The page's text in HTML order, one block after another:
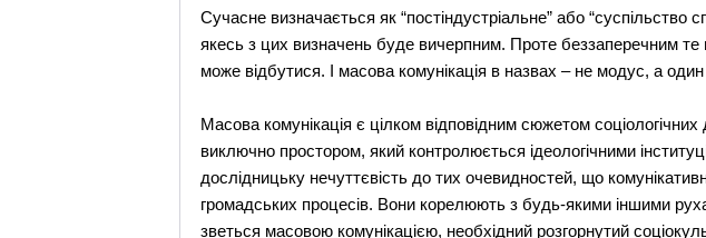
Сучасне визначається як “постіндустріальне” або
якесь з цих визначень буде вичерпним. Проте беззаперечним те
може відбутися. І масова комунікація в назвах – не модус, а
Масова комунікація є цілком відповідним сюжетом
виключно простором, який контролюється ідеологічними
дослідницьку нечуттєвість до тих очевидностей, що
громадських процесів. Вони корелюють з будь-якими іншими
зветься масовою комунікацією, необхідний розгорнутий